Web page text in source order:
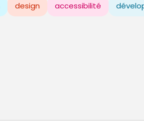
design accessibilité